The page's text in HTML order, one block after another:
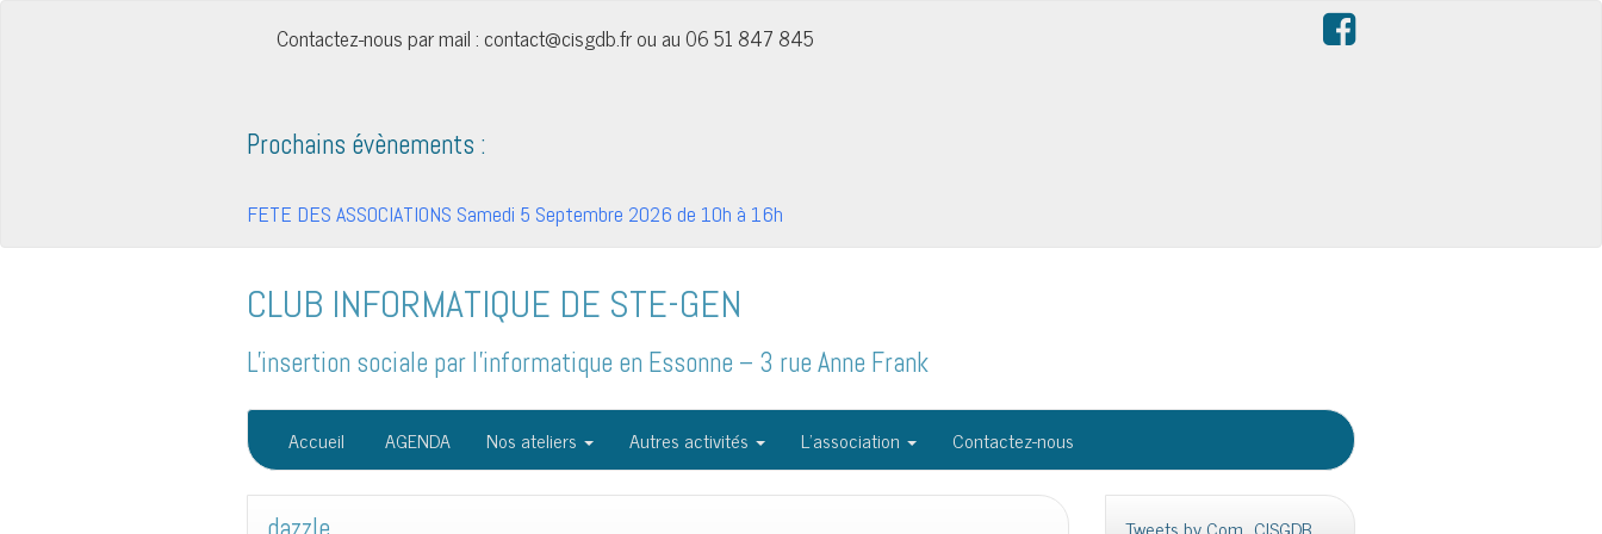
Contactez-nous par mail : contact@cisgdb.fr ou au 06 51 847 845
Prochains évènements :
FETE DES ASSOCIATIONS Samedi 5 Septembre 2026 de 10h à 16h
CLUB INFORMATIQUE DE STE-GEN
L'insertion sociale par l'informatique en Essonne – 3 rue Anne Frank
Accueil AGENDA Nos ateliers Autres activités L’association Contactez-nous